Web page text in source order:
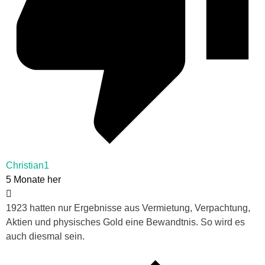
Christian1
5 Monate her
1923 hatten nur Ergebnisse aus Vermietung, Verpachtung,
Aktien und physisches Gold eine Bewandtnis. So wird es
auch diesmal sein.